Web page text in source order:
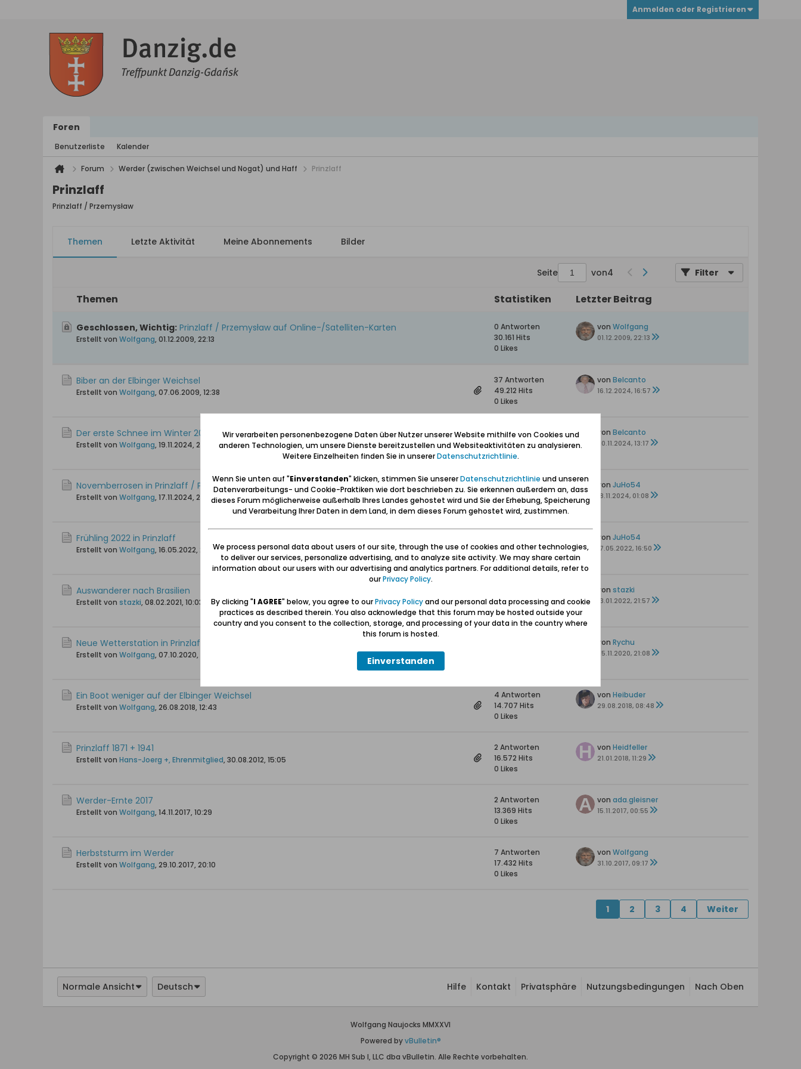
Anmelden oder Registrieren
Foren
Benutzerliste Kalender
Forum Werder (zwischen Weichsel und Nogat) und Haff Prinzlaff
Prinzlaff
Prinzlaff / Przemysław
Themen Letzte Aktivität Meine Abonnements Bilder
Seite von4 Filter
Themen Statistiken Letzter Beitrag
Geschlossen, Wichtig: Prinzlaff / Przemysław auf Online-/Satelliten-Karten
Erstellt von Wolfgang, 01.12.2009, 22:13
0 Antworten
30.161 Hits
0 Likes
von Wolfgang
01.12.2009, 22:13
Biber an der Elbinger Weichsel
Erstellt von Wolfgang, 07.06.2009, 12:38
37 Antworten
49.212 Hits
0 Likes
von Belcanto
16.12.2024, 16:57
Der erste Schnee im Winter 2024
Erstellt von Wolfgang, 19.11.2024, 20:43
1 Antwort
2.295 Hits
0 Likes
von Belcanto
20.11.2024, 13:17
Novemberrosen in Prinzlaff / Przemysław
Erstellt von Wolfgang, 17.11.2024, 22:30
1 Antwort
1.394 Hits
0 Likes
von JuHo54
18.11.2024, 01:08
Frühling 2022 in Prinzlaff
Erstellt von Wolfgang, 16.05.2022, 23:43
8.540 Hits
0 Likes
von JuHo54
17.05.2022, 16:50
Auswanderer nach Brasilien
Erstellt von stazki, 08.02.2021, 10:03
7.772 Hits
0 Likes
von stazki
13.01.2022, 21:57
Neue Wetterstation in Prinzlaff / Przemysław
Erstellt von Wolfgang, 07.10.2020, 12:06
von Rychu
05.11.2020, 21:08
Ein Boot weniger auf der Elbinger Weichsel
Erstellt von Wolfgang, 26.08.2018, 12:43
4 Antworten
14.707 Hits
0 Likes
von Heibuder
29.08.2018, 08:48
Prinzlaff 1871 + 1941
Erstellt von Hans-Joerg +, Ehrenmitglied, 30.08.2012, 15:05
2 Antworten
16.572 Hits
0 Likes
von Heidfeller
21.01.2018, 11:29
Werder-Ernte 2017
Erstellt von Wolfgang, 14.11.2017, 10:29
2 Antworten
13.369 Hits
0 Likes
von ada.gleisner
15.11.2017, 00:55
Herbststurm im Werder
Erstellt von Wolfgang, 29.10.2017, 20:10
7 Antworten
17.432 Hits
0 Likes
von Wolfgang
31.10.2017, 09:17
1 2 3 4 Weiter
Normale Ansicht Deutsch Hilfe Kontakt Privatsphäre Nutzungsbedingungen Nach Oben
Wolfgang Naujocks MMXXVI
Powered byvBulletin®
Copyright © 2026 MH Sub I, LLC dba vBulletin. Alle Rechte vorbehalten.
Wir verarbeiten personenbezogene Daten über Nutzer unserer Website mithilfe von Cookies und
anderen Technologien, um unsere Dienste bereitzustellen und Websiteaktivitäten zu analysieren.
Weitere Einzelheiten finden Sie in unsererDatenschutzrichtlinie.
Wenn Sie unten auf "Einverstanden" klicken, stimmen Sie unsererDatenschutzrichtlinie und unseren
Datenverarbeitungs- und Cookie-Praktiken wie dort beschrieben zu. Sie erkennen außerdem an, dass
dieses Forum möglicherweise außerhalb Ihres Landes gehostet wird und Sie der Erhebung, Speicherung
und Verarbeitung Ihrer Daten in dem Land, in dem dieses Forum gehostet wird, zustimmen.
We process personal data about users of our site, through the use of cookies and other technologies,
to deliver our services, personalize advertising, and to analyze site activity. We may share certain
information about our users with our advertising and analytics partners. For additional details, refer to
ourPrivacy Policy.
By clicking "I AGREE" below, you agree to ourPrivacy Policyand our personal data processing and cookie
practices as described therein. You also acknowledge that this forum may be hosted outside your
country and you consent to the collection, storage, and processing of your data in the country where
this forum is hosted.
Einverstanden